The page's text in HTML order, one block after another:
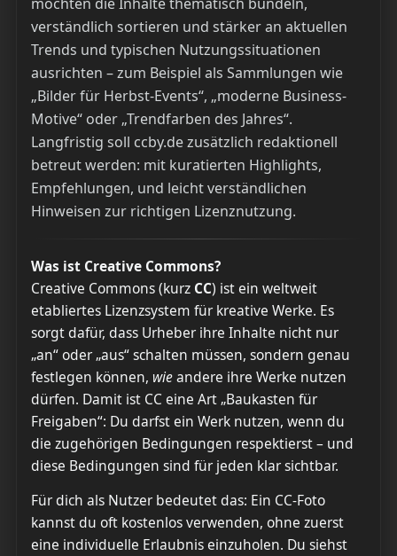
verständlich sortieren und stärker an aktuellen
Trends und typischen Nutzungssituationen
ausrichten – zum Beispiel als Sammlungen wie
„Bilder für Herbst-Events“, „moderne Business-
Motive“ oder „Trendfarben des Jahres“.
Langfristig soll ccby.de zusätzlich redaktionell
betreut werden: mit kuratierten Highlights,
Empfehlungen, und leicht verständlichen
Hinweisen zur richtigen Lizenznutzung.
Was ist Creative Commons?
Creative Commons (kurz CC) ist ein weltweit
etabliertes Lizenzsystem für kreative Werke. Es
sorgt dafür, dass Urheber ihre Inhalte nicht nur
„an“ oder „aus“ schalten müssen, sondern genau
festlegen können, wieandere ihre Werke nutzen
dürfen. Damit ist CC eine Art „Baukasten für
Freigaben“: Du darfst ein Werk nutzen, wenn du
die zugehörigen Bedingungen respektierst – und
diese Bedingungen sind für jeden klar sichtbar.
Für dich als Nutzer bedeutet das: Ein CC-Foto
kannst du oft kostenlos verwenden, ohne zuerst
eine individuelle Erlaubnis einzuholen. Du siehst